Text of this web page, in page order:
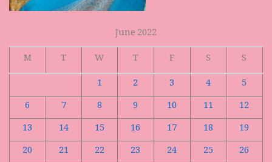
June 2022
M
T W T F S
S
1
2 3 4
5
6
7 8 9 10 11
12
13
14 15 16 17 18
19
20
21 22 23 24 25
26